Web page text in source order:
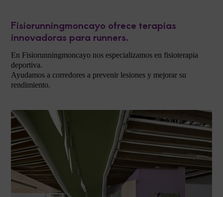
Fisiorunningmoncayo ofrece terapias
innovadoras para runners.
En Fisiorunningmoncayo nos especializamos en fisioterapia
deportiva.
Ayudamos a corredores a prevenir lesiones y mejorar su
rendimiento.